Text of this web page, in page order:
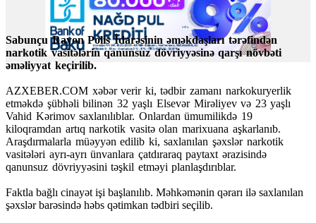
Sabunçu Rayon Polis İdarəsinin əməkdaşları tərəfindən
narkotik vasitələrin qanunsuz dövriyyəsinə qarşı növbəti
əməliyyat keçirilib.
AZXEBER.COM xəbər verir ki, tədbir zamanı narkokuryerlik
etməkdə şübhəli bilinən 32 yaşlı Elsevər Mirəliyev və 23 yaşlı
Vahid Kərimov saxlanılıblar. Onlardan ümumilikdə 19
kiloqramdan artıq narkotik vasitə olan marixuana aşkarlanıb.
Araşdırmalarla müəyyən edilib ki, saxlanılan şəxslər narkotik
vasitələri ayrı-ayrı ünvanlara çatdıraraq paytaxt ərazisində
qanunsuz dövriyyəsini təşkil etməyi planlaşdırıblar.
Faktla bağlı cinayət işi başlanılıb. Məhkəmənin qərarı ilə saxlanılan
şəxslər barəsində həbs qətimkan tədbiri seçilib.